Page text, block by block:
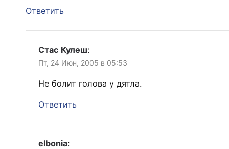
Ответить
Стас Кулеш:
Пт, 24 Июн, 2005 в 05:53
Не болит голова у дятла.
Ответить
elbonia: